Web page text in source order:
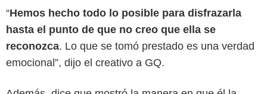
“Hemos hecho todo lo posible para disfrazarla
hasta el punto de que no creo que ella se
reconozca. Lo que se tomó prestado es una verdad
emocional”, dijo el creativo a GQ.
Netflix